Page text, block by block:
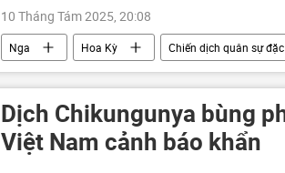
10 Tháng Tám 2025, 20:08
Nga Hoa Kỳ Chiến dịch quân sự
Cuộc khủng hoảng ở Ukraina
NATO
Quan điểm-Ý kiến
Dịch Chikungunya bùng
Việt Nam cảnh báo khẩn